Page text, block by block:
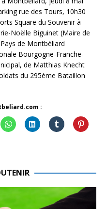
rue des Tours, 10h30
Square du Souvenir à
Noëlle Biguinet (Maire de
de Montbéliard
Bourgogne-Franche-
de Matthias Knecht
du 295ème Bataillon
: